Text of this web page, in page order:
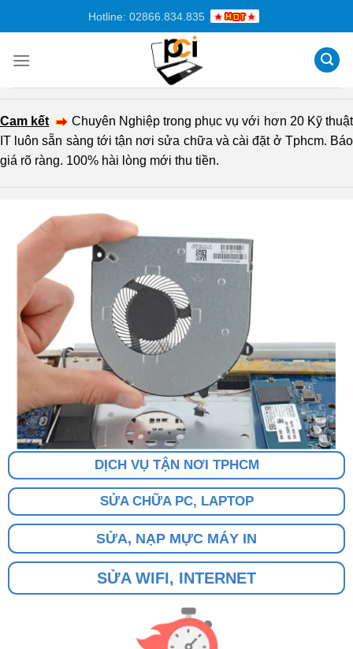
dung
Hotline: 02866.834.835
Cam kết
Chuyên Nghiệp trong phục vụ với hơn 20 Kỹ thuật
IT luôn sẵn sàng tới tận nơi sửa chữa và cài đặt ở Tphcm. Báo
giá rõ ràng. 100% hài lòng mới thu tiền.
DỊCH VỤ TẬN NƠI TPHCM
SỬA CHỮA PC, LAPTOP
SỬA, NẠP MỰC MÁY IN
SỬA WIFI, INTERNET